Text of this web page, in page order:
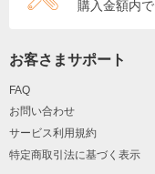
購入金額内で
お客さまサポート
FAQ
お問い合わせ
サービス利用規約
特定商取引法に基づく表示